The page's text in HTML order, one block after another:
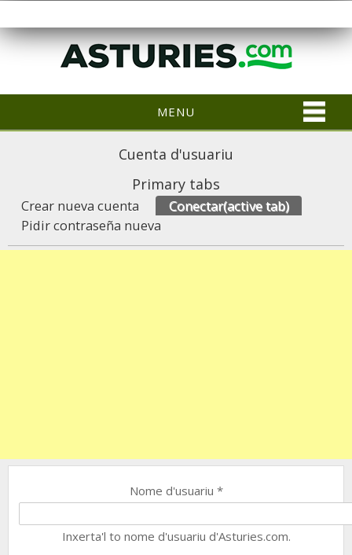
MENU
Cuenta d'usuariu
Primary tabs
Crear nueva cuenta Conectar(active tab)
Pidir contraseña nueva
Nome d'usuariu *
Inxerta'l to nome d'usuariu d'Asturies.com.